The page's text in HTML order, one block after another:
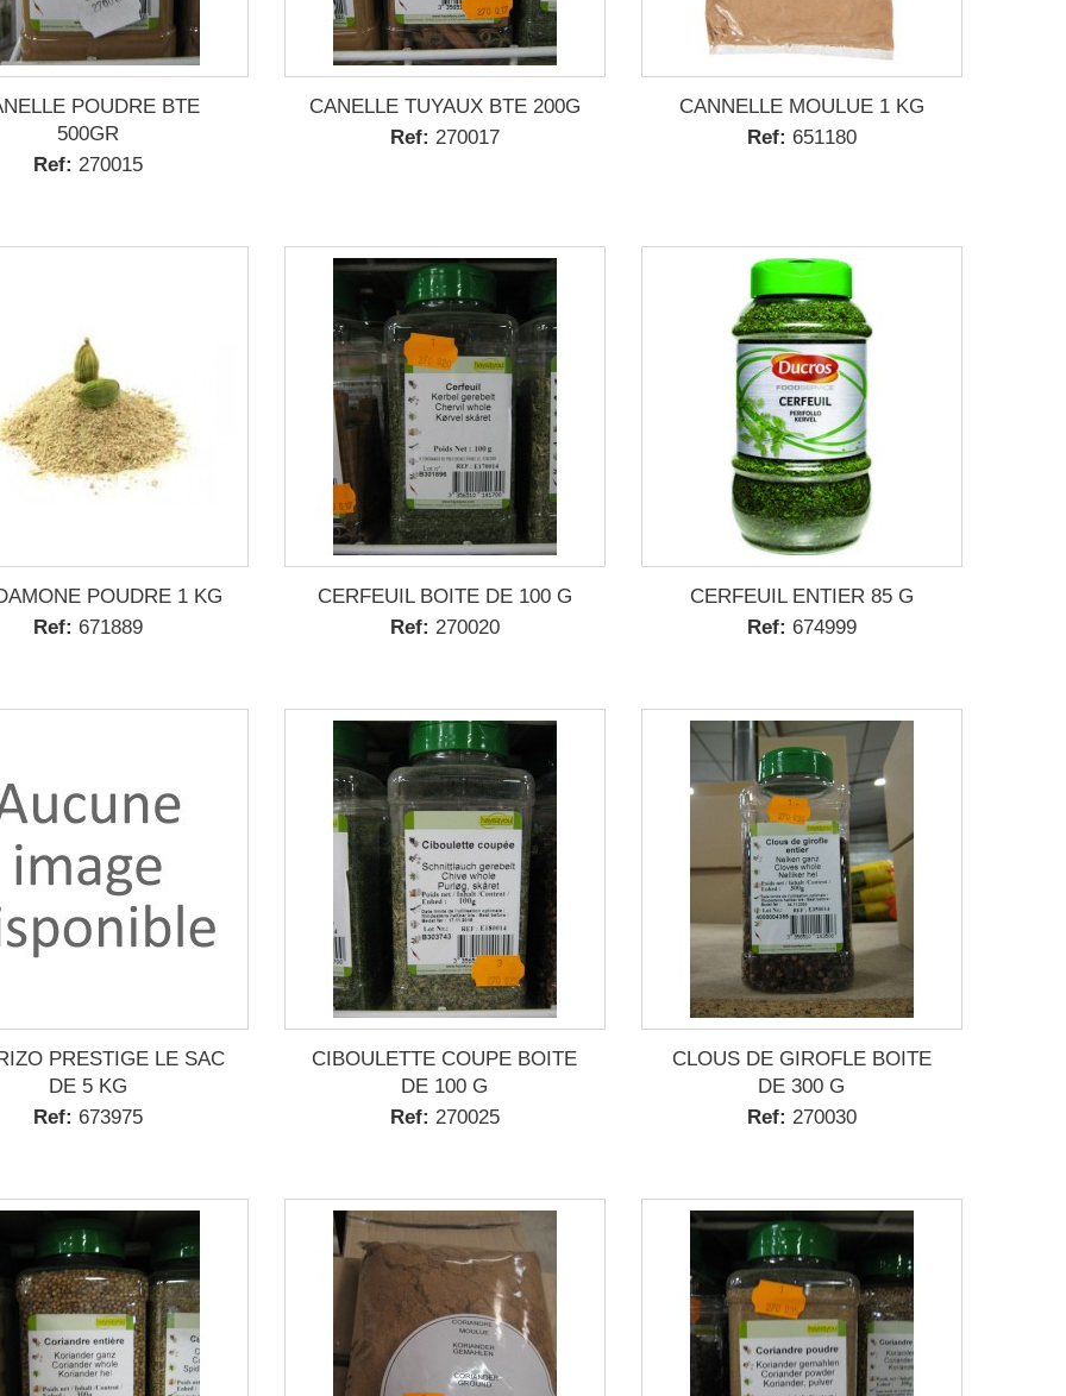
POUDRE BTE
500GR
Ref: 270015
CANELLE TUYAUX BTE 200G
Ref: 270017
CANNELLE MOULUE 1 KG
Ref: 651180
POUDRE 1 KG
Ref: 671889
CERFEUIL BOITE DE 100 G
Ref: 270020
CERFEUIL ENTIER 85 G
Ref: 674999
PRESTIGE LE SAC
DE 5 KG
Ref: 673975
CIBOULETTE COUPE BOITE
DE 100 G
Ref: 270025
CLOUS DE GIROFLE BOITE
DE 300 G
Ref: 270030